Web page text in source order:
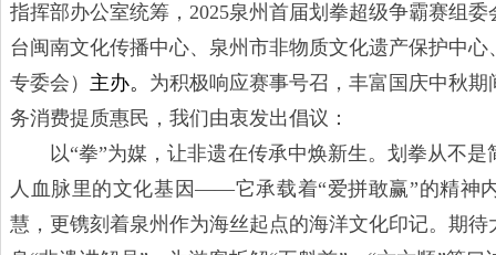
指挥部办公室统筹， 2025泉州首届划拳超级争霸赛组委
台闽南文化传播中心、泉州市非物质文化遗产保护中
专委会） 主办。 为积极响应赛事号召，丰富国庆中秋
务消费提质惠民，我们由衷发出倡议：
以“拳”为媒，让非遗在传承中焕新生。划拳从不
人血脉里的文化基因——它承载着“爱拼敢赢”的精神
慧，更镌刻着泉州作为海丝起点的海洋文化印记。期